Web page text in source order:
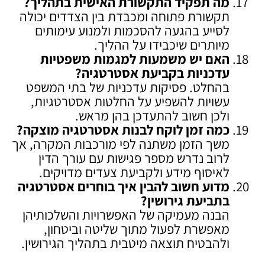
תקשורת פתוחה ומכבדת בין הצדדים יכולה
לסייע בהגעה להסכמות ולמנוע עימותים
מיותרים שיכבידו על ההליך.
האם יש משמעות למגמות משפטיות
עדכניות בקביעת אסטרטגיה?
בהחלט. פסיקות עדכניות של בתי המשפט
עשויות להשפיע על החלטות אסטרטגיות,
ולכן חשוב להתעדכן בהן מראש.
כמה זמן לוקח לבנות אסטרטגיה מוצקה?
משך הזמן משתנה לפי מורכבות המקרה, אך
לרוב נדרש מספר פגישות עם עורך הדין
לאיסוף מידע ולקביעת צעדים מדויקים.
מדוע חשוב להבין איך בוחרים אסטרטגיה
בתביעת גירושין?
הבנה מעמיקה של האפשרויות והשלכותיהן
מאפשרת לפעול מתוך שליטה וביטחון,
ולהבטיח תוצאה מיטבית בתהליך הגירושין.